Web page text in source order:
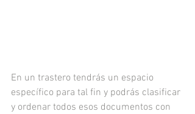
En un trastero tendrás un espacio
específico para tal fin y podrás clasificar
y ordenar todos esos documentos con